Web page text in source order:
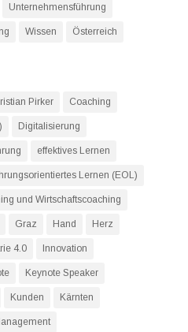
Unternehmensführung
Wissen Österreich
Pirker Coaching
Digitalisierung
effektives Lernen
Lernen (EOL)
und Wirtschaftscoaching
Graz Hand Herz
4.0 Innovation
Keynote Speaker
Kunden Kärnten